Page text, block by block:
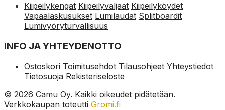
Kiipeilykengät Kiipeilyvaljaat Kiipeilyköydet
Vapaalaskusukset Lumilaudat Splitboardit
Lumivyöryturvallisuus
INFO JA YHTEYDENOTTO
Ostoskori Toimitusehdot Tilausohjeet Yhteystiedot
Tietosuoja Rekisteriseloste
© 2026 Camu Oy. Kaikki oikeudet pidätetään.
Verkkokaupan toteutti Gromi.fi